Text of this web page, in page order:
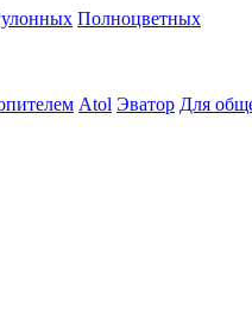
Полноцветных
Atol Эватор Для